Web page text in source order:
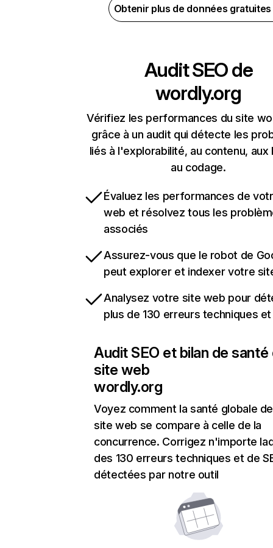
Obtenir plus de données
Audit SEO de
wordly.org
Vérifiez les performances du site
grâce à un audit qui détecte les
liés à l'explorabilité, au contenu, aux
au codage.
Évaluez les performances de
web et résolvez tous les
associés
Assurez-vous que le robot de
peut explorer et indexer votre
Analysez votre site web pour
plus de 130 erreurs techniques et
Audit SEO et bilan de santé
site web
wordly.org
Voyez comment la santé globale
site web se compare à celle de la
concurrence. Corrigez n'importe
des 130 erreurs techniques et de
détectées par notre outil